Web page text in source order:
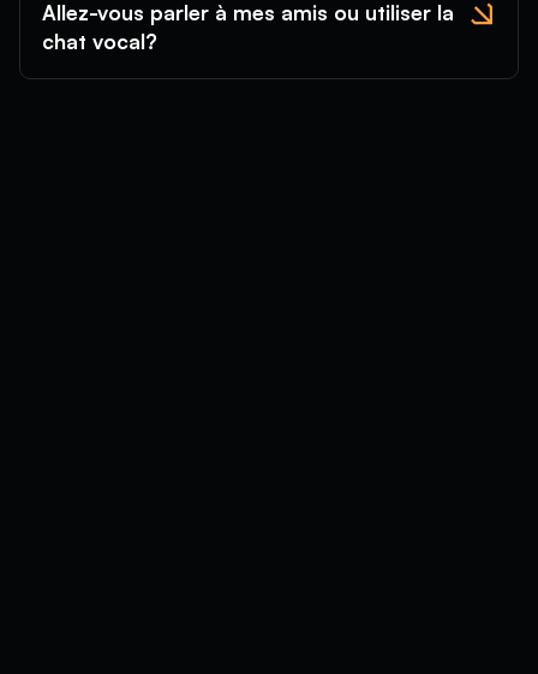
Allez-vous parler à mes amis ou utiliser la
chat vocal?